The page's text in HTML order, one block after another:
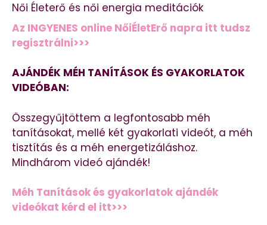
Női Életerő és női energia meditációk
Az INGYENES online NőiÉletErő napra itt tudsz
regisztrálni>>>
AJÁNDÉK MÉH TANÍTÁSOK ÉS GYAKORLATOK
VIDEÓBAN:
Összegyűjtöttem a legfontosabb méh
tanításokat, mellé két gyakorlati videót, a méh
tisztítás és a méh energetizáláshoz.
Mindhárom videó ajándék!
Méh Tanítások és gyakorlatok ajándék
videókat kérd el itt>>>